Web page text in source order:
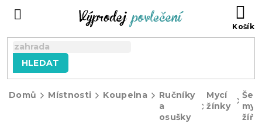
HLEDAT
Domů Místnosti Koupelna
Ručníky
a
osušky
Mycí
žínky